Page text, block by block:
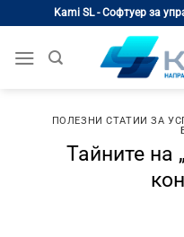
content
Kami SL - Софтуер за
ПОЛЕЗНИ СТАТИИ ЗА
Тайните на